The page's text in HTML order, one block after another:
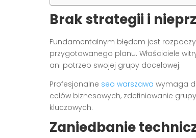
Brak strategii i
Fundamentalnym błędem jest
przygotowanego planu. Właściciele
ani potrzeb swojej grupy docelowej.
Profesjonalne seo warszawa wymaga
celów biznesowych, zdefiniowanie
kluczowych.
Zaniedbanie